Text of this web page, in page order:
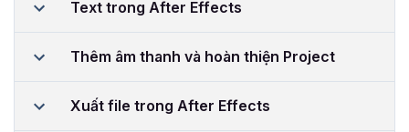
Text trong After Effects
Thêm âm thanh và hoàn thiện Project
Xuất file trong After Effects